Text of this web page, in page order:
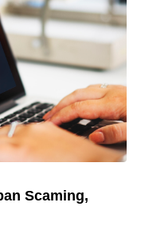
Scaming,